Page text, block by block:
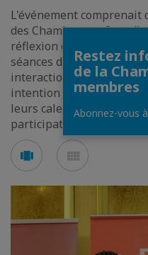
L'événement comprenait
des Chambres etCouncils
réflexion organisé en
séances de réseautage
interactions. Les
intention d'intégrer ce
leurs calendiers, avec
participation élargies
Voir
en
carousel
en
mosaïque
Restez
de la
membres
Abonnez-vous